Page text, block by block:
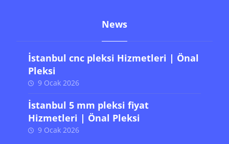
News
İstanbul cnc pleksi Hizmetleri | Önal
Pleksi
9 Ocak 2026
İstanbul 5 mm pleksi fiyat
Hizmetleri | Önal Pleksi
9 Ocak 2026